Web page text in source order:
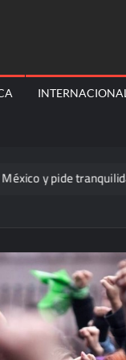
tranquilidad a la